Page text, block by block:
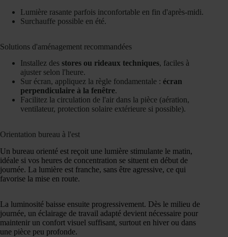
Lumière rasante parfois inconfortable en fin d'après-midi.
Surchauffe possible en été.
Solutions d'aménagement recommandées
Installez des stores ou rideaux techniques, faciles à
ajuster selon l'heure.
Sur écran, appliquez la règle fondamentale : écran
perpendiculaire à la fenêtre.
Facilitez la circulation de l'air dans la pièce (aération,
ventilateur, protection solaire extérieure si possible).
Orientation bureau à l'est
Un bureau orienté est reçoit une lumière stimulante le matin,
idéale si vos heures de concentration se situent en début de
journée. La lumière est franche, sans être agressive, ce qui
favorise la mise en route.
La luminosité baisse ensuite progressivement. Dès le milieu de
journée, un éclairage de travail adapté devient nécessaire pour
maintenir un confort visuel suffisant, surtout en hiver ou dans
une pièce peu profonde.